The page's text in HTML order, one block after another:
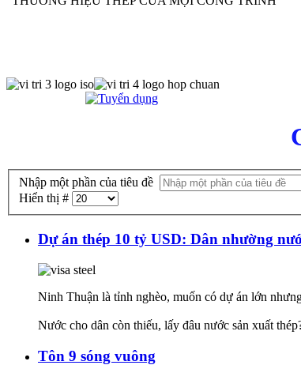
Nhập một phần của tiêu đề
Hiển thị #
Dự án thép 10 tỷ USD: Dân nhường
Ninh Thuận là tỉnh nghèo, muốn có dự án lớn
Nước cho dân còn thiếu, lấy đâu nước sản xuất
Tôn 9 sóng vuông